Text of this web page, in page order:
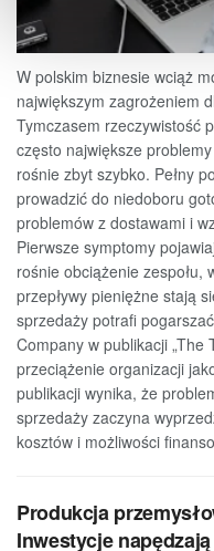
W polskim biznesie wciąż
największym zagrożeniem
Tymczasem rzeczywistość
często największe
rośnie zbyt szybko. Pełny
prowadzić do niedoboru
problemów z dostawami i
Pierwsze symptomy
rośnie obciążenie zespołu,
przepływy pieniężne stają
sprzedaży potrafi
Company w publikacji „The
przeciążenie organizacji
publikacji wynika, że
sprzedaży zaczyna
kosztów i możliwości
Produkcja
Inwestycje